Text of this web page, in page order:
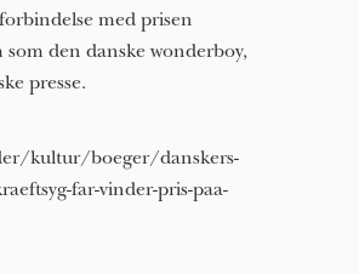
med prisen
den danske wonderboy,
presse.
kultur/boeger/danskers-
far-vinder-pris-paa-